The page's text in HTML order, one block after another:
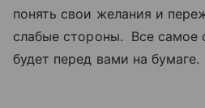
понять свои желания и
слабые стороны. Все самое
будет перед вами на бумаге.